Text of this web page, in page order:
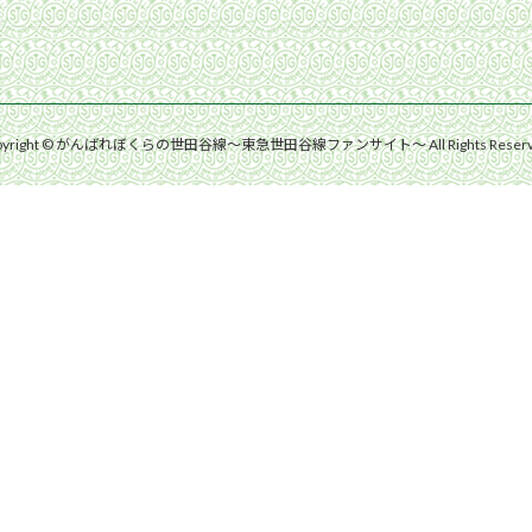
© がんばれぼくらの世田谷線〜東急世田谷線ファンサイト〜 All Rights